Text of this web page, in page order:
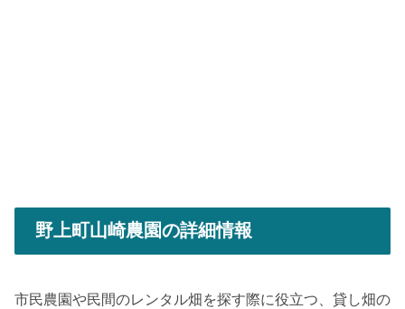
野上町山崎農園の詳細情報
市民農園や民間のレンタル畑を探す際に役立つ、貸し畑の